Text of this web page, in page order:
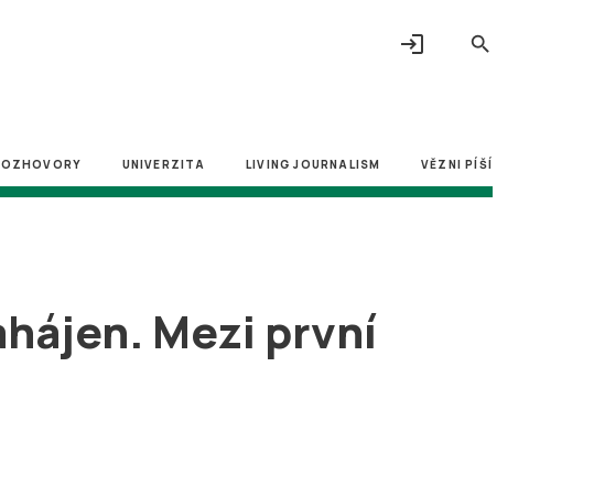
search
login
UNIVERZITA LIVING JOURNALISM VĚZNI PÍŠÍ
Mezi první